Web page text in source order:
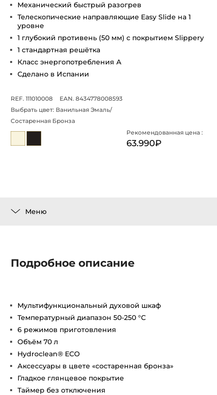
Механический быстрый разогрев
Телескопические направляющие Easy Slide на 1
уровне
1 глубокий противень (50 мм) с покрытием Slippery
1 стандартная решётка
Класс энергопотребления А
Сделано в Испании
REF. 111010008
EAN. 8434778008593
Выбрать цвет: Ванильная Эмаль/
Состаренная Бронза
Рекомендованная цена :
63.990₽
Меню
Подробное описание
Мультифункциональный духовой шкаф
Температурный диапазон 50-250 °С
6 режимов приготовления
Объём 70 л
Hydroclean® ECO
Аксессуары в цвете «состаренная бронза»
Гладкое глянцевое покрытие
Таймер без отключения